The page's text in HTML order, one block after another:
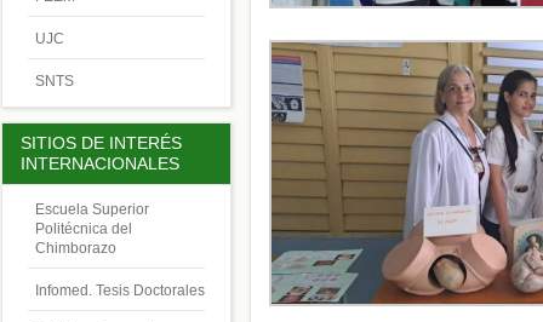
UJC
SNTS
SITIOS DE INTERÉS
INTERNACIONALES
Escuela Superior
Politécnica del
Chimborazo
Infomed. Tesis Doctorales